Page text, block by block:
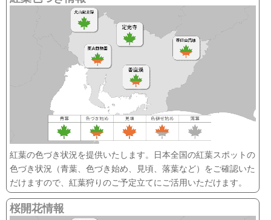
紅葉の色づき状況を提供いたします。日本全国の紅葉スポットの
色づき状況（青葉、色づき始め、見頃、落葉など）をご確認いた
だけますので、紅葉狩りのご予定立てにご活用いただけます。
桜開花情報